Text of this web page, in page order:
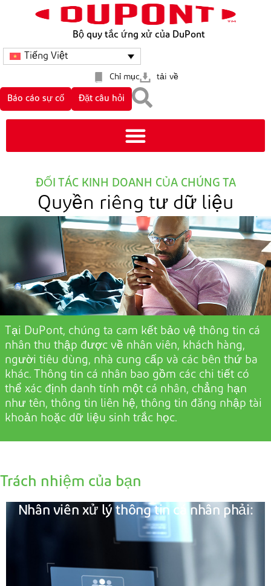
Bộ quy tắc ứng xử của DuPont
Tiếng Việt
Chỉ mục tải về
Báo cáo sự cố Đặt câu hỏi
ĐỐI TÁC KINH DOANH CỦA CHÚNG TA
Quyền riêng tư dữ liệu
Tại DuPont, chúng ta cam kết bảo vệ thông tin cá
nhân thu thập được về nhân viên, khách hàng,
người tiêu dùng, nhà cung cấp và các bên thứ ba
khác. Thông tin cá nhân bao gồm các chi tiết có
thể xác định danh tính một cá nhân, chẳng hạn
như tên, thông tin liên hệ, thông tin đăng nhập tài
khoản hoặc dữ liệu sinh trắc học.
Trách nhiệm của bạn
Nhân viên xử lý thông tin cá nhân phải: